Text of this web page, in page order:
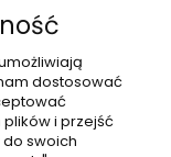
dostosować
i przejść
swoich